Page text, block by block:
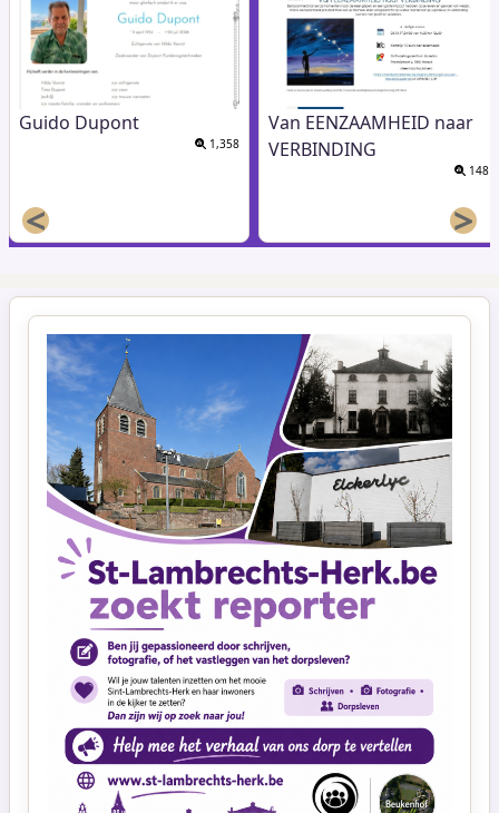
Guido Dupont
1,358
Van EENZAAMHEID naar
VERBINDING
148
< >